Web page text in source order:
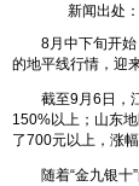
新闻出处
8月中下旬开始，
的地平线行情，迎
截至9月6日，江
150%以上；山东
了700元以上，涨
随着“金九银十”